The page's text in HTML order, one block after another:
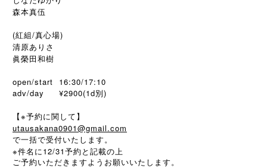
森本真伍
(紅組/真心場)
清原ありさ
眞榮田和樹
open/start 16:30/17:10
adv/day ¥2900(1d別)
【※予約に関して】
utausakana0901@gmail.com
で一括で受付いたします。
※件名に12/31予約と記載の上
ご予約いただきますようお願いいたします。